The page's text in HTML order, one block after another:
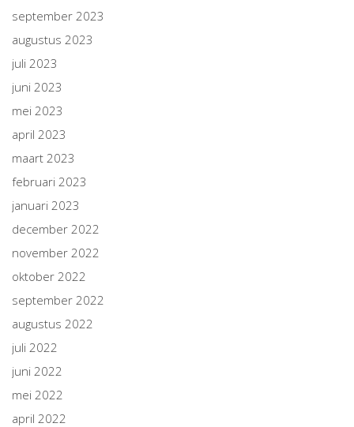
september 2023
augustus 2023
juli 2023
juni 2023
mei 2023
april 2023
maart 2023
februari 2023
januari 2023
december 2022
november 2022
oktober 2022
september 2022
augustus 2022
juli 2022
juni 2022
mei 2022
april 2022